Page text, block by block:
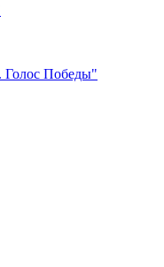
Голос Победы"